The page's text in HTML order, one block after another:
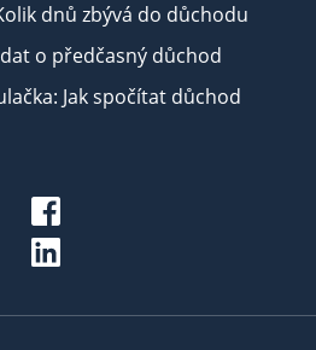
dnů zbývá do důchodu
o předčasný důchod
Jak spočítat důchod